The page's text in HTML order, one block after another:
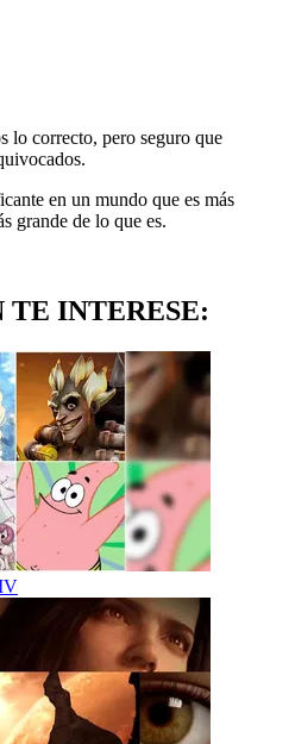
lo correcto, pero seguro que
en un mundo que es más
grande de lo que es.
INTERESE: